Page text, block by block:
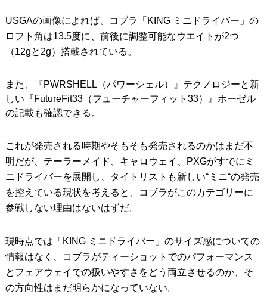
USGAの画像によれば、コブラ「KING ミニドライバー」の
ロフト角は13.5度に、前後に調整可能なウエイトが2つ
（12gと2g）搭載されている。
また、『PWRSHELL（パワーシェル）』テクノロジーと新
しい『FutureFit33（フューチャーフィット33）』ホーゼル
の記載も確認できる。
これが発売される時期やそもそも発売されるのかはまだ不
明だが、テーラーメイド、キャロウェイ、PXGがすでにミ
ニドライバーを展開し、タイトリストも新しい“ミニ“の発売
を控えている現状を考えると、コブラがこのカテゴリーに
参戦しない理由はないはずだ。
現時点では「KING ミニドライバー」のサイズ感についての
情報はなく、コブラがティーショットでのパフォーマンス
とフェアウェイでの扱いやすさをどう両立させるのか、そ
の方向性はまだ明らかになっていない。